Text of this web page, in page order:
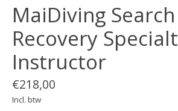
MaiDiving
Recovery
Instructor
€218,00
Incl. btw